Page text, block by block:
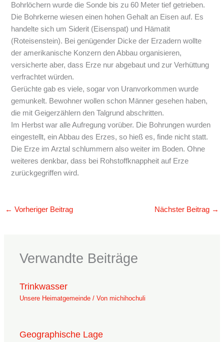
Bohrlöchern wurde die Sonde bis zu 60 Meter tief getrieben.
Die Bohrkerne wiesen einen hohen Gehalt an Eisen auf. Es
handelte sich um Siderit (Eisenspat) und Hämatit
(Roteisenstein). Bei genügender Dicke der Erzadern wollte
der amerikanische Konzern den Abbau organisieren,
versicherte aber, dass Erze nur abgebaut und zur Verhüttung
verfrachtet würden.
Gerüchte gab es viele, sogar von Uranvorkommen wurde
gemunkelt. Bewohner wollen schon Männer gesehen haben,
die mit Geigerzählern den Talgrund abschritten.
Im Herbst war alle Aufregung vorüber. Die Bohrungen wurden
eingestellt, ein Abbau des Erzes, so hieß es, finde nicht statt.
Die Erze im Arztal schlummern also weiter im Boden. Ohne
weiteres denkbar, dass bei Rohstoffknappheit auf Erze
zurückgegriffen wird.
← Vorheriger Beitrag Nächster Beitrag →
Verwandte Beiträge
Trinkwasser
Unsere Heimatgemeinde / Vonmichihochuli
Geographische Lage